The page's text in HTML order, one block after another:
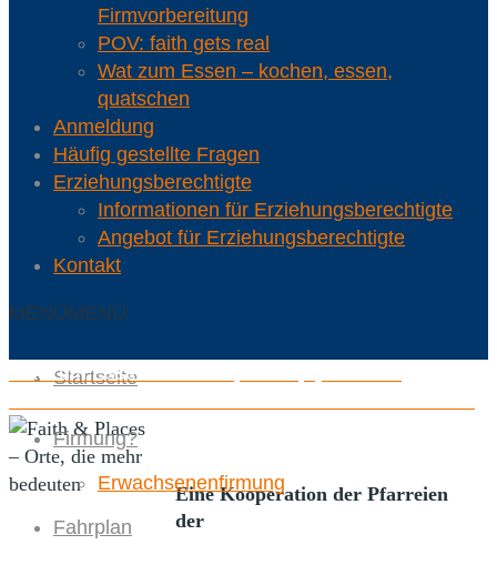
Firmvorbereitung
POV: faith gets real
Wat zum Essen – kochen, essen,
quatschen
Anmeldung
Häufig gestellte Fragen
Erziehungsberechtigte
Informationen für Erziehungsberechtigte
Angebot für Erziehungsberechtigte
Kontakt
MENÜMENÜ
Startseite
Firmung?
Erwachsenenfirmung
Fahrplan
Wat zum Essen – kochen, essen, quatschen
Eine Kooperation der Pfarreien
der